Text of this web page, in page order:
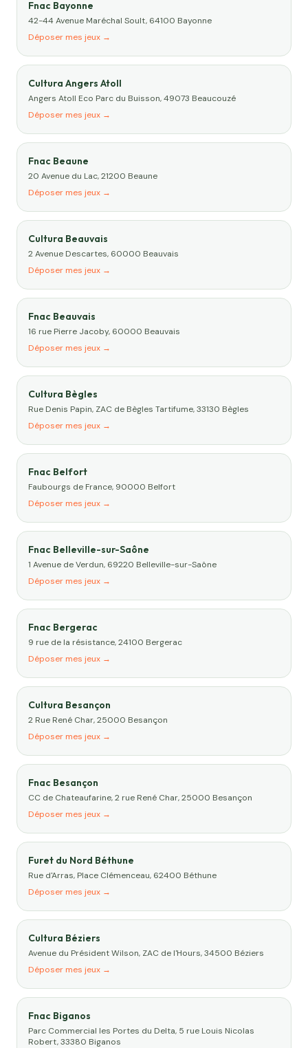
Fnac Bayonne
42-44 Avenue Maréchal Soult, 64100 Bayonne
Déposer mes jeux →
Cultura Angers Atoll
Angers Atoll Eco Parc du Buisson, 49073 Beaucouzé
Déposer mes jeux →
Fnac Beaune
20 Avenue du Lac, 21200 Beaune
Déposer mes jeux →
Cultura Beauvais
2 Avenue Descartes, 60000 Beauvais
Déposer mes jeux →
Fnac Beauvais
16 rue Pierre Jacoby, 60000 Beauvais
Déposer mes jeux →
Cultura Bègles
Rue Denis Papin, ZAC de Bègles Tartifume, 33130 Bègles
Déposer mes jeux →
Fnac Belfort
Faubourgs de France, 90000 Belfort
Déposer mes jeux →
Fnac Belleville-sur-Saône
1 Avenue de Verdun, 69220 Belleville-sur-Saône
Déposer mes jeux →
Fnac Bergerac
9 rue de la résistance, 24100 Bergerac
Déposer mes jeux →
Cultura Besançon
2 Rue René Char, 25000 Besançon
Déposer mes jeux →
Fnac Besançon
CC de Chateaufarine, 2 rue René Char, 25000 Besançon
Déposer mes jeux →
Furet du Nord Béthune
Rue d'Arras, Place Clémenceau, 62400 Béthune
Déposer mes jeux →
Cultura Béziers
Avenue du Président Wilson, ZAC de l'Hours, 34500 Béziers
Déposer mes jeux →
Fnac Biganos
Parc Commercial les Portes du Delta, 5 rue Louis Nicolas
Robert, 33380 Biganos